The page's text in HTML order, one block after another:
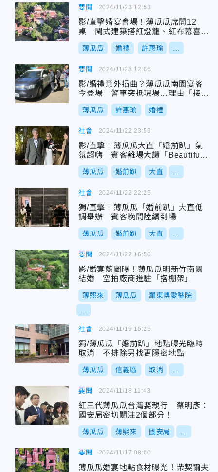
要聞
影/直擊婚宴會場！薄瓜瓜席開12
桌 閩式建築搭紅燈籠、紅布幕喜氣
洋洋
薄瓜瓜 婚禮 許惠瑜
2024/11/23 12:53
要聞
影/婚禮意外插曲？薄瓜瓜南園宴客
今登場 警車突抵現場…理由「接獲
報案」
薄瓜瓜 許惠瑜 婚禮
2024/11/23 12:06
社會
影/直擊！薄瓜瓜大直「婚前趴」氣
氛超嗨 賓客離場大讚「Beautifu
l！」
薄瓜瓜 婚前趴 大直
2024/11/22 23:59
社會
獨/直擊！薄瓜瓜「婚前趴」大直低
調舉辦 賓客晚間陸續到場
薄瓜瓜 婚前趴 大直
2024/11/22 22:25
要聞
影/婚宴藍圖曝！薄瓜瓜明新竹南園
結婚 空拍廠商進駐「搭棚架」
薄熙來 薄瓜瓜 羅東博愛醫院
2024/11/22 16:50
社會
獨/薄瓜瓜「婚前趴」地點曝光臨時
取消 不排除另找更隱密地點
薄瓜瓜 信義區 取消
2024/11/19 15:25
要聞
紅三代薄瓜瓜台灣娶親行 蔡明彥：
國安局密切關注2個部分！
薄瓜瓜 薄熙來 國安局
2024/11/18 11:43
要聞
薄瓜瓜婚宴地點食材曝光！柴契爾夫
2024/11/17 08:00